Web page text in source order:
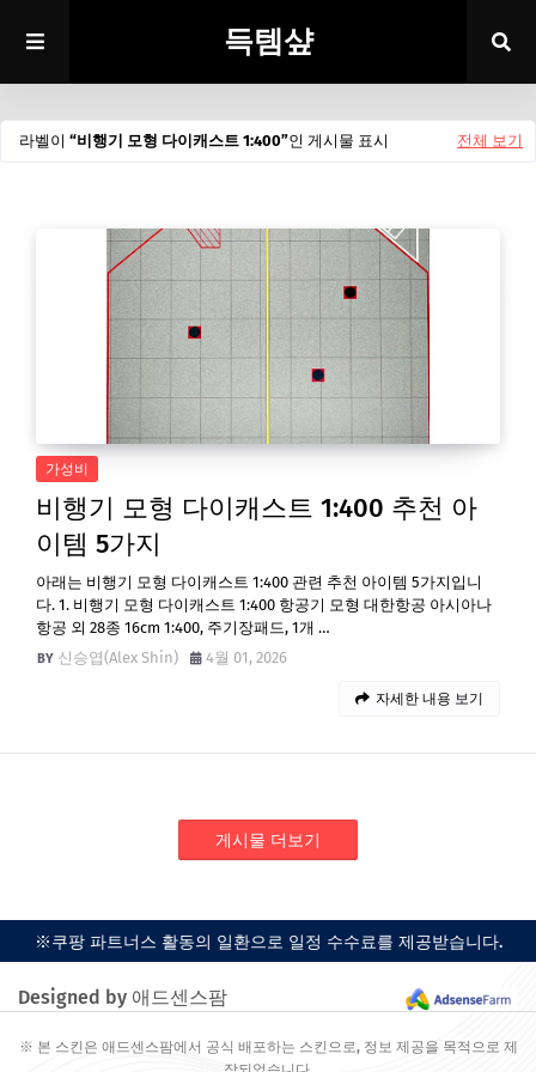
득템샾
라벨이 비행기 모형 다이캐스트 1:400 인 게시물 표시 전체 보기
가성비
비행기 모형 다이캐스트 1:400 추천 아
이템 5가지
아래는 비행기 모형 다이캐스트 1:400 관련 추천 아이템 5가지입니
다. 1. 비행기 모형 다이캐스트 1:400 항공기 모형 대한항공 아시아나
항공 외 28종 16cm 1:400, 주기장패드, 1개 …
신승엽(Alex Shin)
4월 01, 2026
자세한 내용 보기
게시물 더보기
※쿠팡 파트너스 활동의 일환으로 일정 수수료를 제공받습니다.
Designed by 애드센스팜
※ 본 스킨은 애드센스팜에서 공식 배포하는 스킨으로, 정보 제공을 목적으로 제